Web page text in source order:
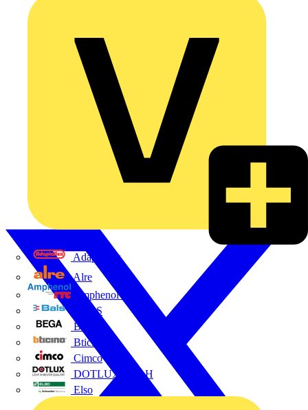
Adaptaflex
Alre
Amphenol FTG
BALS
Bega
Bticino
Cimco
DOTLUX GmbH
Elso